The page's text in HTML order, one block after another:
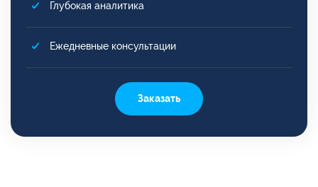
Глубокая аналитика
Ежедневные консультации
Заказать